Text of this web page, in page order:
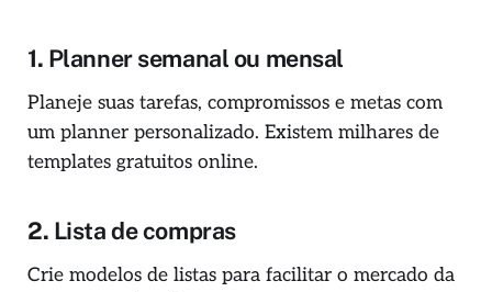
1. Planner semanal ou mensal
Planeje suas tarefas, compromissos e metas com
um planner personalizado. Existem milhares de
templates gratuitos online.
2. Lista de compras
Crie modelos de listas para facilitar o mercado da